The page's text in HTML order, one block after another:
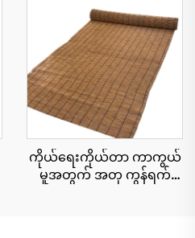
ကိုယ်ရေးကိုယ်တာ ကာကွယ်
မှုအတွက် အတု ကွန်ရက်